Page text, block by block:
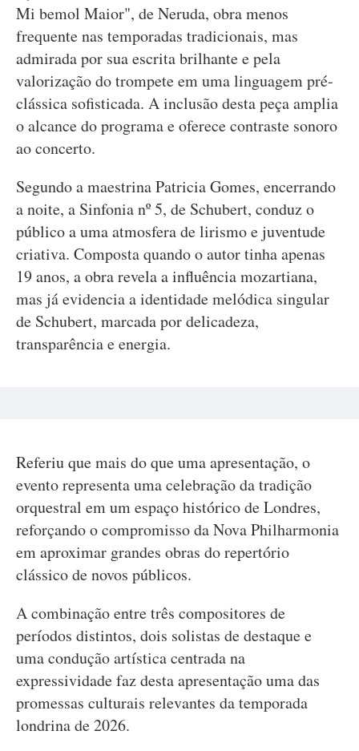
Mi bemol Maior", de Neruda, obra menos
frequente nas temporadas tradicionais, mas
admirada por sua escrita brilhante e pela
valorização do trompete em uma linguagem pré-
clássica sofisticada. A inclusão desta peça amplia
o alcance do programa e oferece contraste sonoro
ao concerto.
Segundo a maestrina Patricia Gomes, encerrando
a noite, a Sinfonia nº 5, de Schubert, conduz o
público a uma atmosfera de lirismo e juventude
criativa. Composta quando o autor tinha apenas
19 anos, a obra revela a influência mozartiana,
mas já evidencia a identidade melódica singular
de Schubert, marcada por delicadeza,
transparência e energia.
Referiu que mais do que uma apresentação, o
evento representa uma celebração da tradição
orquestral em um espaço histórico de Londres,
reforçando o compromisso da Nova Philharmonia
em aproximar grandes obras do repertório
clássico de novos públicos.
A combinação entre três compositores de
períodos distintos, dois solistas de destaque e
uma condução artística centrada na
expressividade faz desta apresentação uma das
promessas culturais relevantes da temporada
londrina de 2026.